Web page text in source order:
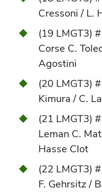
Cressoni / L.
(19 LMGT3)
Corse C.
Agostini
(20 LMGT3)
Kimura / C.
(21 LMGT3)
Leman C.
Hasse Clot
(22 LMGT3)
F. Gehrsitz /